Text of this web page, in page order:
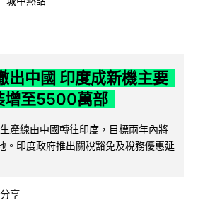
出中國 印度成新機主要
增至5500萬部
產線由中國轉往印度，目標兩年內將
。印度政府推出關稅豁免及稅務優惠延
分享